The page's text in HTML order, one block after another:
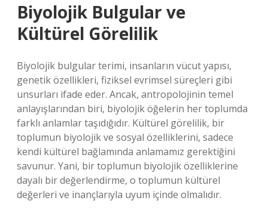
Biyolojik Bulgular ve
Kültürel Görelilik
Biyolojik bulgular terimi, insanların vücut yapısı,
genetik özellikleri, fiziksel evrimsel süreçleri gibi
unsurları ifade eder. Ancak, antropolojinin temel
anlayışlarından biri, biyolojik öğelerin her toplumda
farklı anlamlar taşıdığıdır. Kültürel görelilik, bir
toplumun biyolojik ve sosyal özelliklerini, sadece
kendi kültürel bağlamında anlamamız gerektiğini
savunur. Yani, bir toplumun biyolojik özelliklerine
dayalı bir değerlendirme, o toplumun kültürel
değerleri ve inançlarıyla uyum içinde olmalıdır.